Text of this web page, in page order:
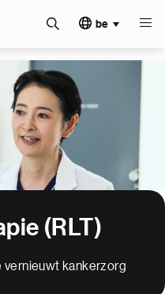
be
(RLT)
vernieuwt kankerzorg